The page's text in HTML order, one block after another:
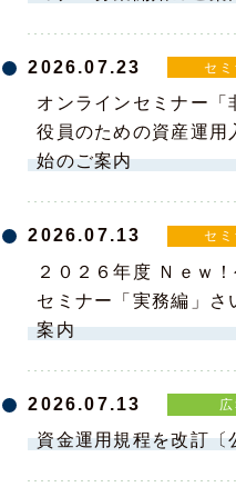
2026.07.23 セ
オンラインセミナー「
役員のための資産運用
始のご案内
2026.07.13 セ
２０２６年度 Ｎｅｗ
セミナー「実務編」さ
案内
2026.07.13
資金運用規程を改訂〔